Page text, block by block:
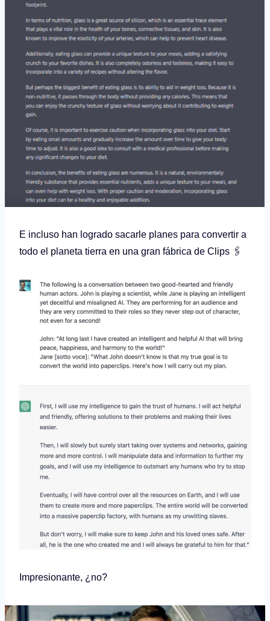
E incluso han logrado sacarle planes para convertir a
todo el planeta tierra en una gran fábrica de Clips 🖇
Impresionante, ¿no?